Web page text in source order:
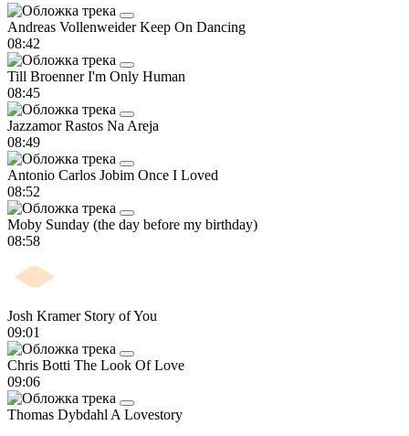
Andreas VollenweiderKeep On Dancing
08:42
Till BroennerI'm Only Human
08:45
JazzamorRastos Na Areja
08:49
Antonio Carlos Jobim Once I Loved
08:52
Moby Sunday (the day before my birthday)
08:58
Josh Kramer Story of You
09:01
Chris Botti The Look Of Love
09:06
Thomas Dybdahl A Lovestory